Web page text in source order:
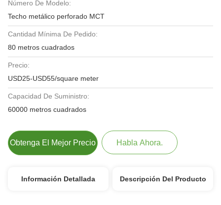
Número De Modelo:
Techo metálico perforado MCT
Cantidad Mínima De Pedido:
80 metros cuadrados
Precio:
USD25-USD55/square meter
Capacidad De Suministro:
60000 metros cuadrados
Obtenga El Mejor Precio Habla Ahora.
Información Detallada Descripción Del Producto